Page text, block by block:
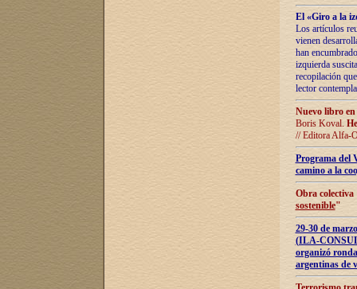
El «Giro a la
Los artículos
vienen
han
izquierda
recopilación
lector
Nuevo libro
Boris Koval.
// Editora Alfa-
Programa del
camino a la
Obra
sostenible"
29-30 de
(ILA-
organizó
argentinas de